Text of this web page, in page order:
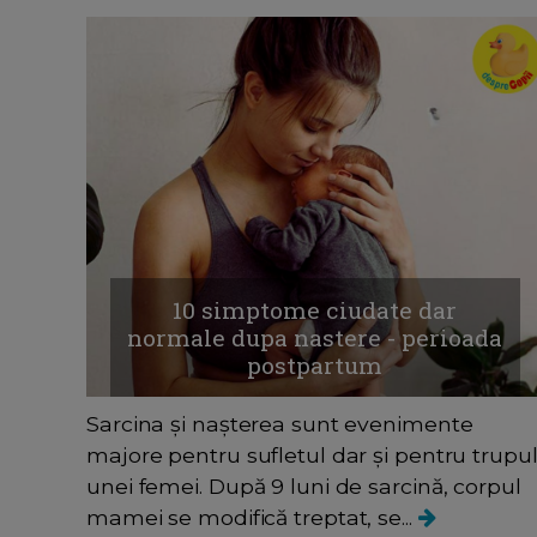
10 simptome ciudate dar
normale dupa nastere - perioada
postpartum
Sarcina și nașterea sunt evenimente
majore pentru sufletul dar și pentru trupul
unei femei. După 9 luni de sarcină, corpul
mamei se modifică treptat, se...